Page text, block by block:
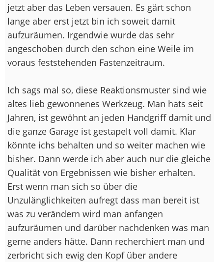
jetzt aber das Leben versauen. Es gärt schon
lange aber erst jetzt bin ich soweit damit
aufzuräumen. Irgendwie wurde das sehr
angeschoben durch den schon eine Weile im
voraus feststehenden Fastenzeitraum.
Ich sags mal so, diese Reaktionsmuster sind wie
altes lieb gewonnenes Werkzeug. Man hats seit
Jahren, ist gewöhnt an jeden Handgriff damit und
die ganze Garage ist gestapelt voll damit. Klar
könnte ichs behalten und so weiter machen wie
bisher. Dann werde ich aber auch nur die gleiche
Qualität von Ergebnissen wie bisher erhalten.
Erst wenn man sich so über die
Unzulänglichkeiten aufregt dass man bereit ist
was zu verändern wird man anfangen
aufzuräumen und darüber nachdenken was man
gerne anders hätte. Dann recherchiert man und
zerbricht sich ewig den Kopf über andere